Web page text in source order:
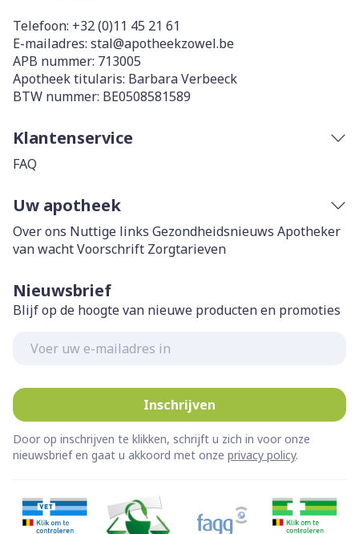
Telefoon: +32 (0)11 45 21 61
E-mailadres: stal@apotheekzowel.be
APB nummer: 713005
Apotheek titularis: Barbara Verbeeck
BTW nummer: BE0508581589
Klantenservice
FAQ
Uw apotheek
Over ons Nuttige links Gezondheidsnieuws Apotheker
van wachtVoorschrift Zorgtarieven
Nieuwsbrief
Blijf op de hoogte van nieuwe producten en promoties
Inschrijven
Door op inschrijven te klikken, schrijft u zich in voor onze
nieuwsbrief en gaat u akkoord met onze privacy policy.